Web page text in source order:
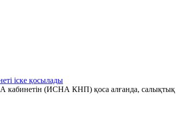
іске қосылады
кабинетін (ИСНА КНП) қоса алғанда, салықтық